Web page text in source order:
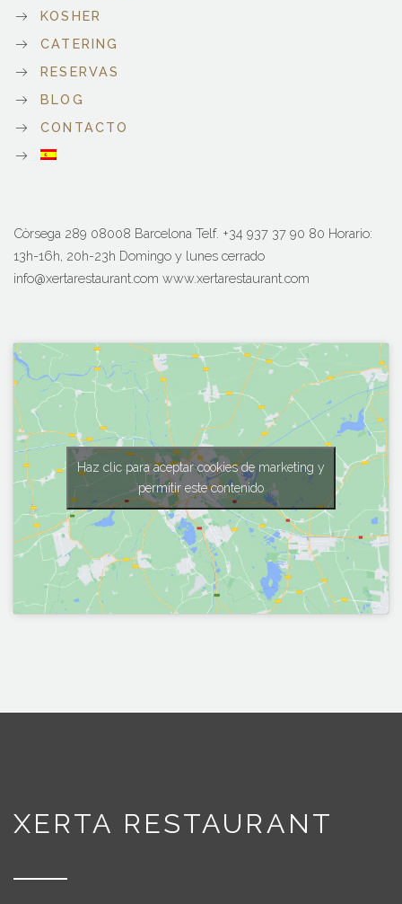
KOSHER
CATERING
RESERVAS
BLOG
CONTACTO
Còrsega 289 08008 Barcelona Telf. +34 937 37 90 80 Horario:
13h-16h, 20h-23h Domingo y lunes cerrado
info@xertarestaurant.com www.xertarestaurant.com
Haz clic para aceptar cookies de marketing y
permitir este contenido
XERTA RESTAURANT